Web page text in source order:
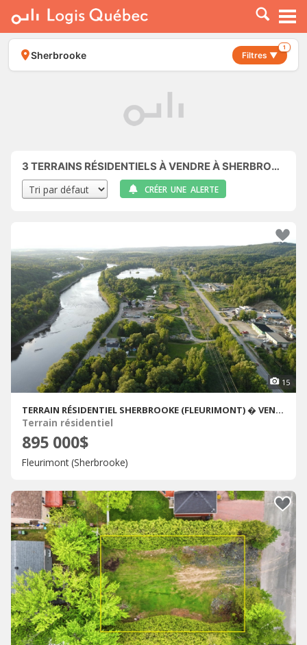
À LOUER
À VENDRE
PLACER UNE ANNONCE
Sherbrooke Filtres ▼
1
3 TERRAINS RÉSIDENTIELS À VENDRE À SHERBROOKE
CRÉER UNE ALERTE
15
TERRAIN RÉSIDENTIEL SHERBROOKE (FLEURIMONT) � VENDRE
Terrain résidentiel
895 000$
Fleurimont (Sherbrooke)